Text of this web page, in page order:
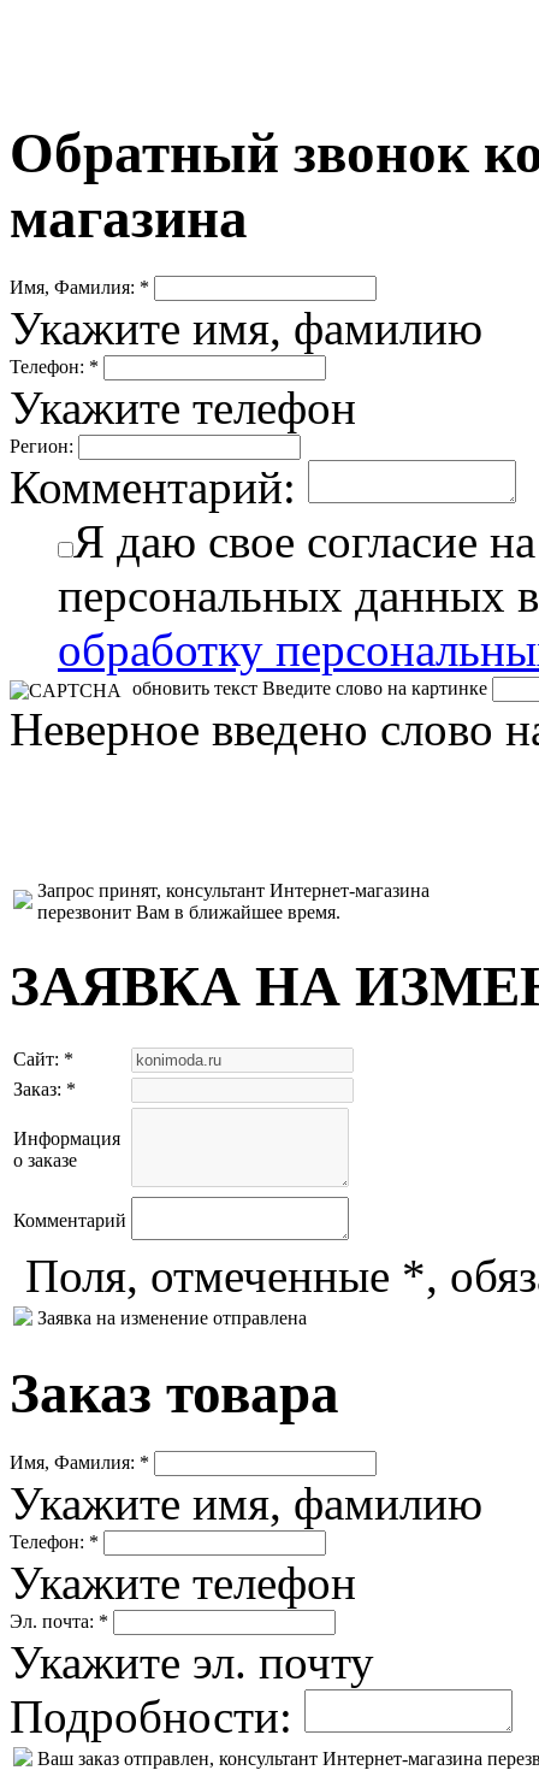
Обратный звонок
магазина
Имя, Фамилия: *
Укажите имя, фамилию
Телефон: *
Укажите телефон
Регион:
Комментарий:
Я даю свое согласие
персональных данных
обработку
обновить текст Введите слово на картинке
Неверное введено слово
Запрос принят, консультант Интернет-магазина
перезвонит Вам в ближайшее время.
ЗАЯВКА НА
Сайт: *
Заказ: *
Информация
о заказе
Комментарий
Поля, отмеченные *,
Заявка на изменение отправлена
Заказ товара
Имя, Фамилия: *
Укажите имя, фамилию
Телефон: *
Укажите телефон
Эл. почта: *
Укажите эл. почту
Подробности:
Ваш заказ отправлен, консультант Интернет-магазина